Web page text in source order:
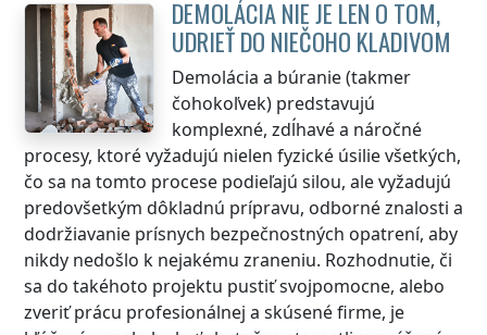
DEMOLÁCIA NIE JE LEN O TOM,
UDRIEŤ DO NIEČOHO KLADIVOM
Demolácia a búranie (takmer
čohokoľvek) predstavujú
komplexné, zdĺhavé a náročné
procesy, ktoré vyžadujú nielen fyzické úsilie všetkých,
čo sa na tomto procese podieľajú silou, ale vyžadujú
predovšetkým dôkladnú prípravu, odborné znalosti a
dodržiavanie prísnych bezpečnostných opatrení, aby
nikdy nedošlo k nejakému zraneniu. Rozhodnutie, či
sa do takéhoto projektu pustiť svojpomocne, alebo
zveriť prácu profesionálnej a skúsené firme, je